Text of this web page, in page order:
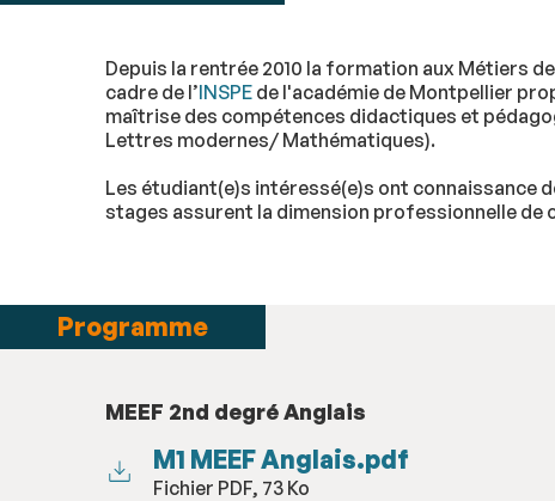
Depuis la rentrée 2010 la formation aux Métiers
cadre de l’INSPE de l'académie de Montpellier
maîtrise des compétences didactiques et
Lettres modernes/ Mathématiques).
Les étudiant(e)s intéressé(e)s ont connaissance
stages assurent la dimension professionnelle
Programme
MEEF 2nd degré Anglais
M1 MEEF Anglais.pdf
Fichier PDF, 73 Ko